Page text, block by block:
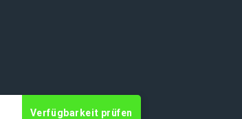
Verfügbarkeit prüfen